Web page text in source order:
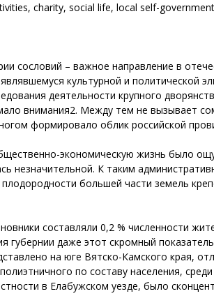
charity, social life, local self-
сословий – важное направление в
культурной и политической
деятельности крупного
внимания2. Между тем не вызывает
формировало облик российской
экономическую жизнь было
незначительной. К таким
большей части земель
составляли 0,2 % численности
губернии даже этот скромный
на юге Вятско-Камского края,
по составу населения,
в Елабужском уезде, было